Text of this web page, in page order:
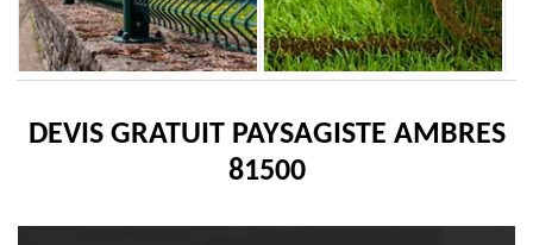
DEVIS GRATUIT PAYSAGISTE AMBRES
81500